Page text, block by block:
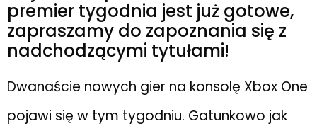
premier tygodnia jest już gotowe,
zapraszamy do zapoznania się z
nadchodzącymi tytułami!
Dwanaście nowych gier na konsolę Xbox One
pojawi się w tym tygodniu. Gatunkowo jak